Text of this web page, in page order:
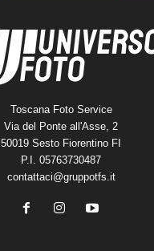
Toscana Foto Service
Via del Ponte all'Asse, 2
50019 Sesto Fiorentino FI
P.I. 05763730487
contattaci@gruppotfs.it